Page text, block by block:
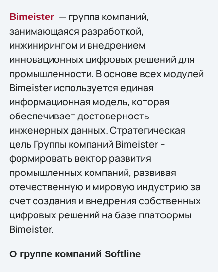
Bimeister — группа компаний,
занимающаяся разработкой,
инжинирингом и внедрением
инновационных цифровых решений для
промышленности. В основе всех модулей
Bimeister используется единая
информационная модель, которая
обеспечивает достоверность
инженерных данных. Стратегическая
цель Группы компаний Bimeister –
формировать вектор развития
промышленных компаний, развивая
отечественную и мировую индустрию за
счет создания и внедрения собственных
цифровых решений на базе платформы
Bimeister.
О группе компаний Softline